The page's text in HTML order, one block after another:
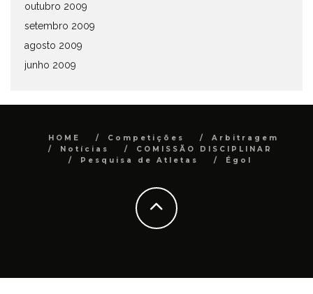
outubro 2009
setembro 2009
agosto 2009
junho 2009
HOME Competições
Arbitragem
Notícias
COMISSÃO DISCIPLINAR
Pesquisa de Atletas
Égol